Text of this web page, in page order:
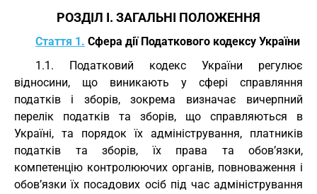
РОЗДІЛ I. ЗАГАЛЬНІ ПОЛОЖЕННЯ
Стаття 1. Сфера дії Податкового кодексу України
1.1. Податковий кодекс України регулює
відносини, що виникають у сфері справляння
податків і зборів, зокрема визначає вичерпний
перелік податків та зборів, що справляються в
Україні, та порядок їх адміністрування, платників
податків та зборів, їх права та обов’язки,
компетенцію контролюючих органів, повноваження і
обов’язки їх посадових осіб під час адміністрування